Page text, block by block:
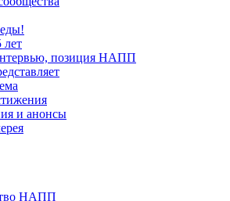
позиция НАПП
и анонсы
НАПП